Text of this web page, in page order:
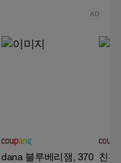
dana 블루베리잼, 370 친환